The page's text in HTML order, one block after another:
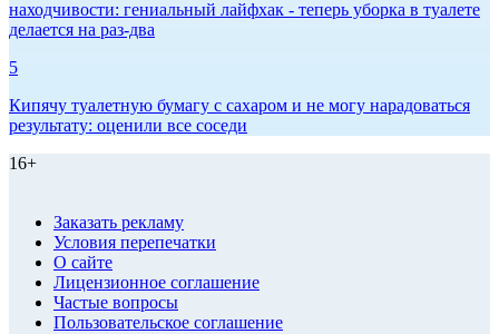
находчивости: гениальный лайфхак - теперь уборка в туалете
делается на раз-два
5
Кипячу туалетную бумагу с сахаром и не могу нарадоваться
результату: оценили все соседи
16+
Заказать рекламу
Условия перепечатки
О сайте
Лицензионное соглашение
Частые вопросы
Пользовательское соглашение